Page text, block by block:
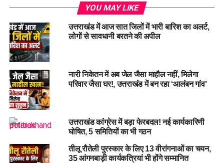
जंगल में अचानक आग लग गई थी। आग तेजी से फैलने लगी, जिसके बाद
वन विभाग की ओर से आग बुझाने के लिए टीम को मौके पर भेजा गया।
फायर वाचर की मौत से मचा हड़कंप
बताया जा रहा है कि पाखी जलगवाड़ गांव निवासी 42 वर्षीय राजेंद्र सिंह
नेगी भी आग बुझाने वाली टीम का हिस्सा थे।वन विभागके अधिकारियों के
निर्देश पर कुल 15 कर्मियों की टीम प्रभावित क्षेत्र में पहुंची और आग पर
नियंत्रण पाने का प्रयास शुरू किया।
YOU MAY LIKE
उत्तराखंड में आज सात जिलों में भारी बारिश का अलर्ट,
लोगों से सावधानी बरतने की अपील
नारी निकेतन में अब जेल जैसा माहौल नहीं, मिलेगा
परिवार जैसा घर!, उत्तराखंड में बन रहा ‘आलंबन गांव’
उत्तराखंड कांग्रेस में बड़ा फेरबदल! नई कार्यकारिणी
घोषित, 5 समितियों का भी गठन
तीलू रौतेली पुरस्कार के लिए 13 वीरांगनाओं का चयन,
35 आंगनबाड़ी कार्यकत्रियां भी होंगे सम्मानित